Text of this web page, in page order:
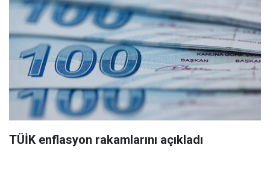
TÜİK enflasyon rakamlarını açıkladı